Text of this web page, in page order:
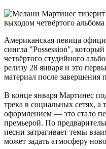
Американская певица
сингла "Possession",
четвёртого студийного
релизу 28 января и это
материал после
В конце января Мартинес
трека в социальных сетях,
оформлением — это стало
премьерой. По
песни затрагивает темы
может задать атмосферу